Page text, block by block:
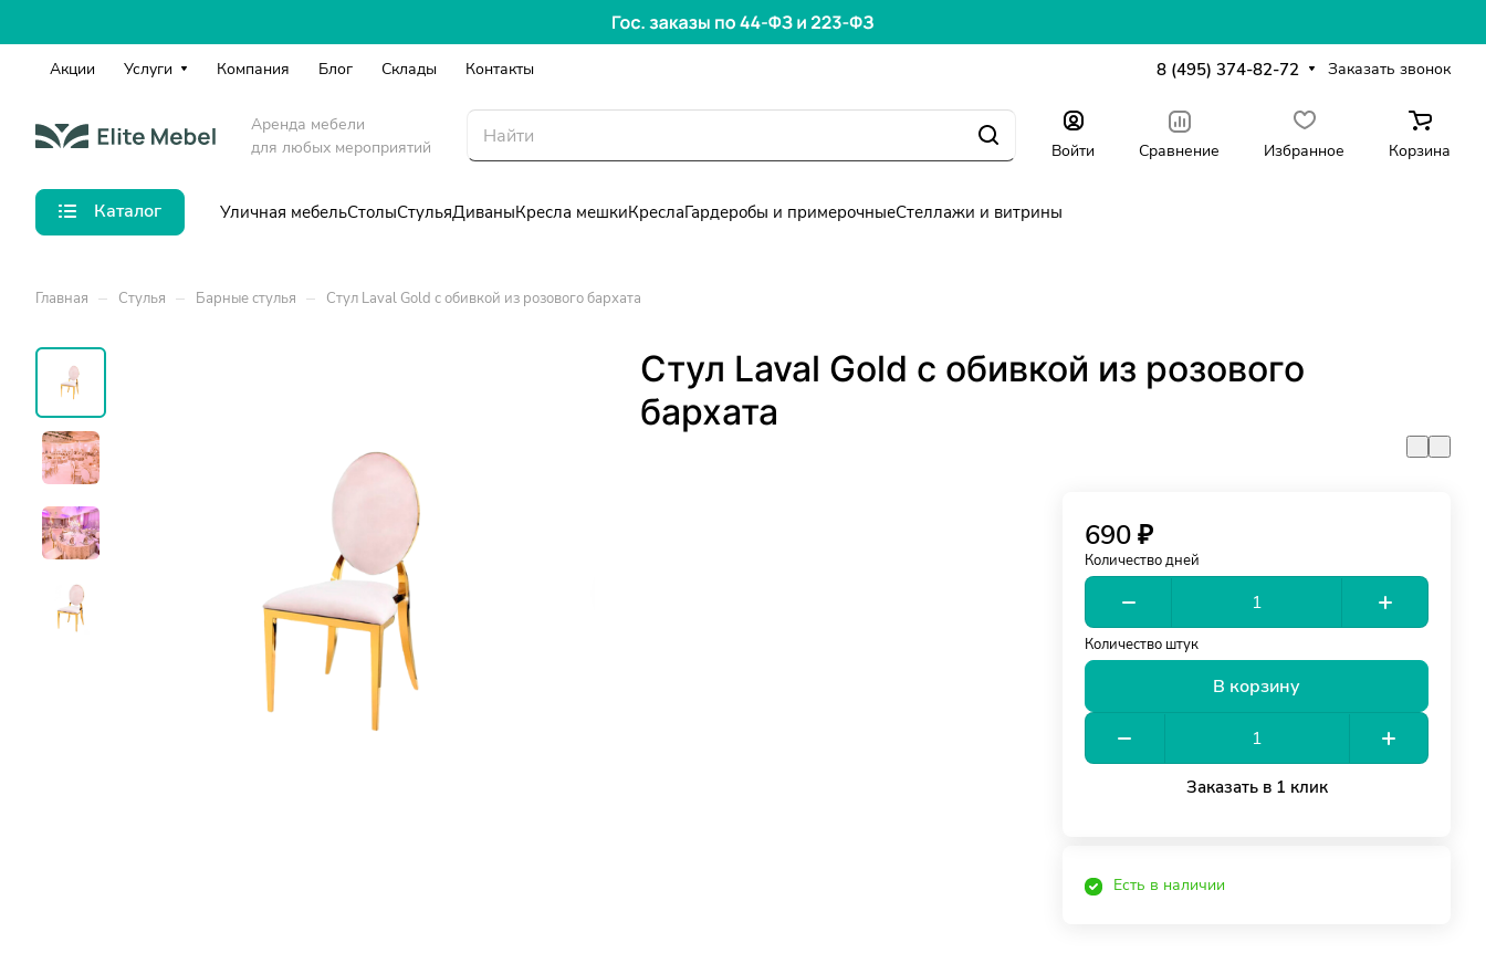
Акции Услуги Компания Блог Склады Контакты 8 (495) 374-82-72 Заказать звонок
Аренда мебели
для любых мероприятий
Войти Сравнение Избранное Корзина
Каталог Уличная мебельСтолыСтульяДиваныКресла мешкиКреслаГардеробы и примерочныеСтеллажи и витрины
Главная – Стулья – Барные стулья – Стул Laval Gold с обивкой из розового бархата
Стул Laval Gold с обивкой из розового
бархата
690 ₽
Количество дней
Количество штук
В корзину
Заказать в 1 клик
Есть в наличии